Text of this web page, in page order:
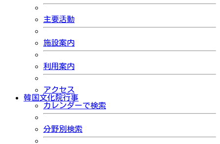
主要活動
施設案内
利用案内
アクセス
韓国文化院行事
カレンダーで検索
分野別検索